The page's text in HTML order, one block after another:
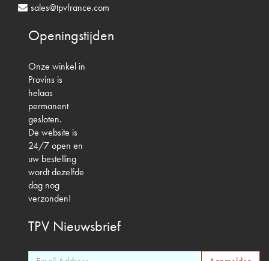
sales@tpvfrance.com
Openingstijden
Onze winkel in
Provins is
helaas
permanent
gesloten.
De website is
24/7 open en
uw bestelling
wordt dezelfde
dag nog
verzonden!
TPV Nieuwsbrief